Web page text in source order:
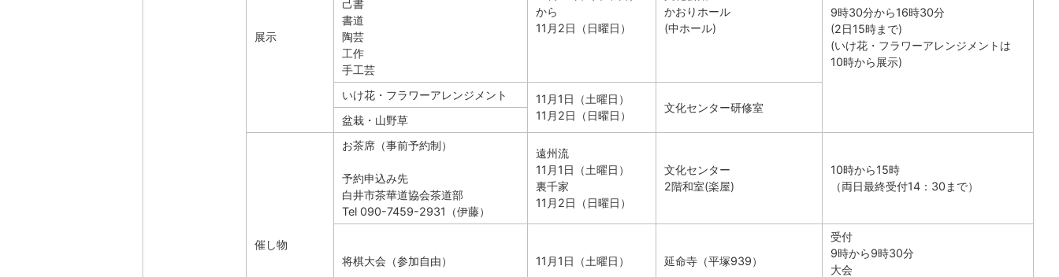
展示
己書
書道
陶芸
工作
手工芸
から
11月2日（日曜日）
かおりホール
(中ホール)
9時30分から16時30分
(2日15時まで)
(いけ花・フラワーアレンジメントは
10時から展示)
いけ花・フラワーアレンジメント
11月1日（土曜日）
11月2日（日曜日）
文化センター研修室
盆栽・山野草
催し物
お茶席（事前予約制）
予約申込み先
白井市茶華道協会茶道部
Tel 090-7459-2931（伊藤）
遠州流
11月1日（土曜日）
裏千家
11月2日（日曜日）
文化センター
2階和室(楽屋)
10時から15時
（両日最終受付14：30まで）
将棋大会（参加自由） 11月1日（土曜日） 延命寺（平塚939）
受付
9時から9時30分
大会